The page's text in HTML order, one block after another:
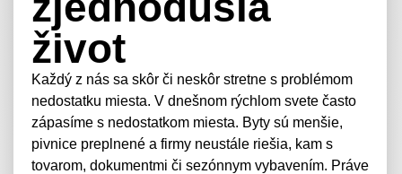
život
Každý z nás sa skôr či neskôr stretne s problémom
nedostatku miesta. V dnešnom rýchlom svete často
zápasíme s nedostatkom miesta. Byty sú menšie,
pivnice preplnené a firmy neustále riešia, kam s
tovarom, dokumentmi či sezónnym vybavením. Práve